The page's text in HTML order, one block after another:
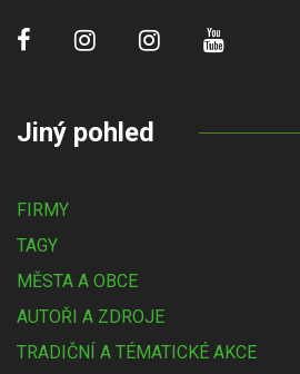
Jiný pohled
FIRMY
TAGY
MĚSTA A OBCE
AUTOŘI A ZDROJE
TRADIČNÍ A TÉMATICKÉ AKCE